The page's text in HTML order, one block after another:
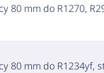
80 mm do R1270,
80 mm do R1234yf,